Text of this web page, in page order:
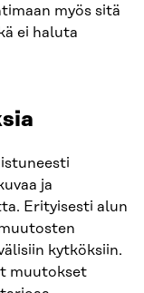
myös sitä
ei haluta
ja
Erityisesti alun
kytköksiin.
muutokset